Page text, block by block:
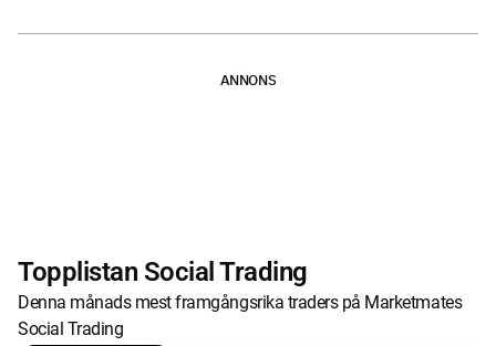
ANNONS
Topplistan Social Trading
Denna månads mest framgångsrika traders på Marketmates
Social Trading